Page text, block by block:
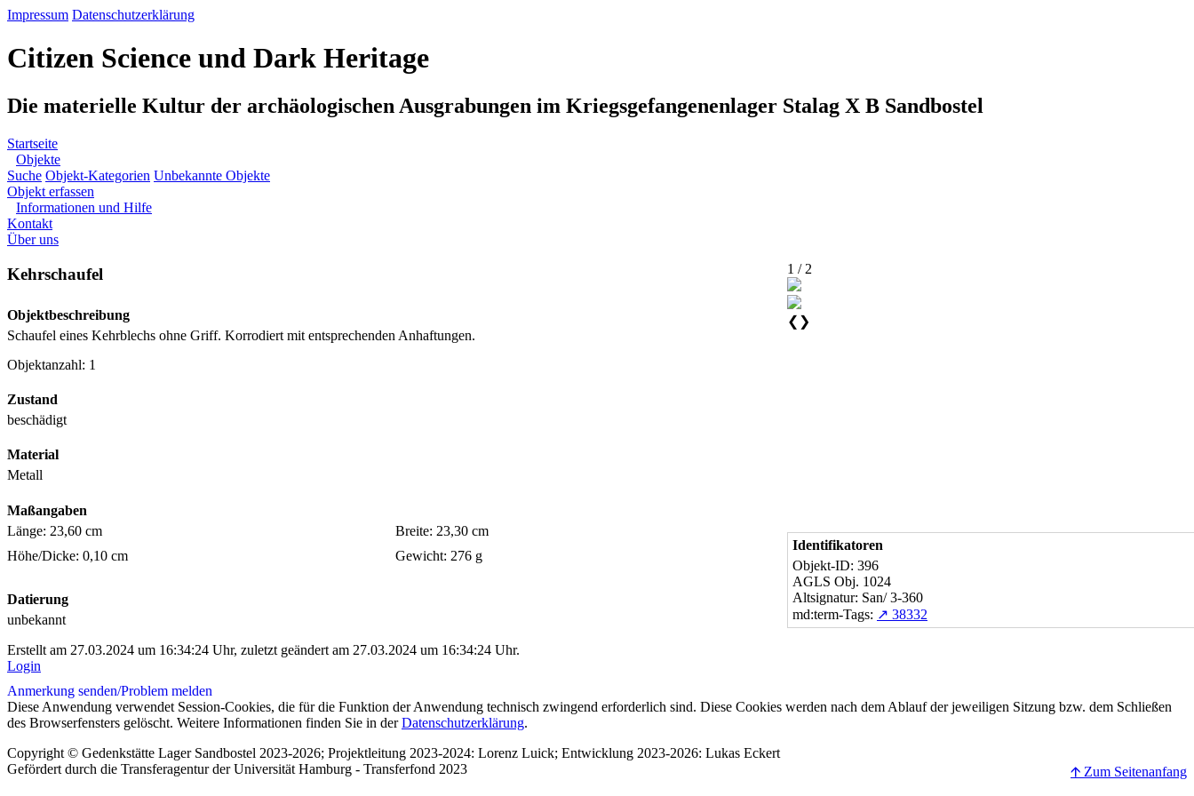
Impressum Datenschutzerklärung
Citizen Science und Dark Heritage
Die materielle Kultur der archäologischen Ausgrabungen im Kriegsgefangenenlager Stalag X B Sandbostel
Startseite
Objekte
Suche Objekt-Kategorien Unbekannte Objekte
Objekt erfassen
Informationen und Hilfe
Kontakt
Über uns
Kehrschaufel
Objektbeschreibung
Schaufel eines Kehrblechs ohne Griff. Korrodiert mit entsprechenden Anhaftungen.
Objektanzahl: 1
Zustand
beschädigt
Material
Metall
Maßangaben
Länge: 23,60 cm
Breite: 23,30 cm
Höhe/Dicke: 0,10 cm
Gewicht: 276 g
Datierung
unbekannt
1 / 2
❮ ❯
Identifikatoren
Objekt-ID: 396
AGLS Obj. 1024
Altsignatur: San/ 3-360
md:term-Tags: ↗ 38332
Erstellt am 27.03.2024 um 16:34:24 Uhr, zuletzt geändert am 27.03.2024 um 16:34:24 Uhr.
Login
Anmerkung senden/Problem melden
Diese Anwendung verwendet Session-Cookies, die für die Funktion der Anwendung technisch zwingend erforderlich sind. Diese Cookies werden nach dem Ablauf der jeweiligen Sitzung bzw. dem Schließen
des Browserfensters gelöscht. Weitere Informationen finden Sie in derDatenschutzerklärung.
Copyright © Gedenkstätte Lager Sandbostel 2023-2026; Projektleitung 2023-2024: Lorenz Luick; Entwicklung 2023-2026: Lukas Eckert
Gefördert durch die Transferagentur der Universität Hamburg - Transferfond 2023
🡩 Zum Seitenanfang